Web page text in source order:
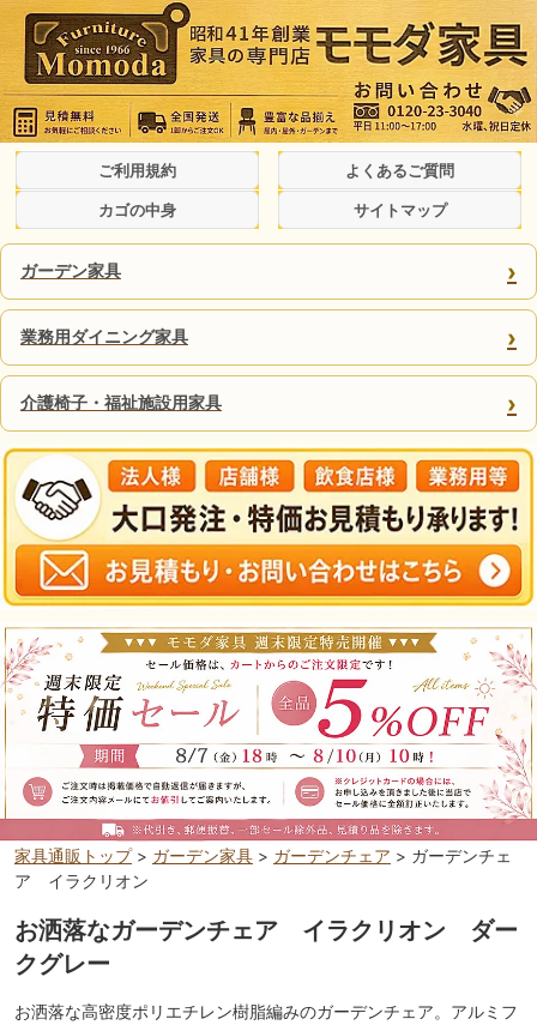
ご利用規約 よくあるご質問
カゴの中身 サイトマップ
ガーデン家具 ›
業務用ダイニング家具 ›
介護椅子・福祉施設用家具 ›
家具通販トップ> ガーデン家具 > ガーデンチェア > ガーデンチェ
ア イラクリオン
お洒落なガーデンチェア イラクリオン ダー
クグレー
お洒落な高密度ポリエチレン樹脂編みのガーデンチェア。アルミフ